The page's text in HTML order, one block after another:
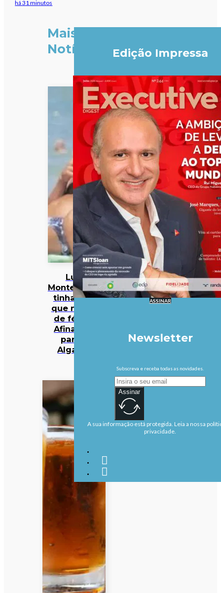
há 31 minutos
Mais
Notícias
Luís
Montenegro
tinha dito
que não ia
de férias.
Afinal, foi
para o
Algarve
Edição Impressa
ASSINAR
Newsletter
Subscreva e receba todas as novidades.
Assinar
A sua informação está protegida. Leia a nossa
privacidade.